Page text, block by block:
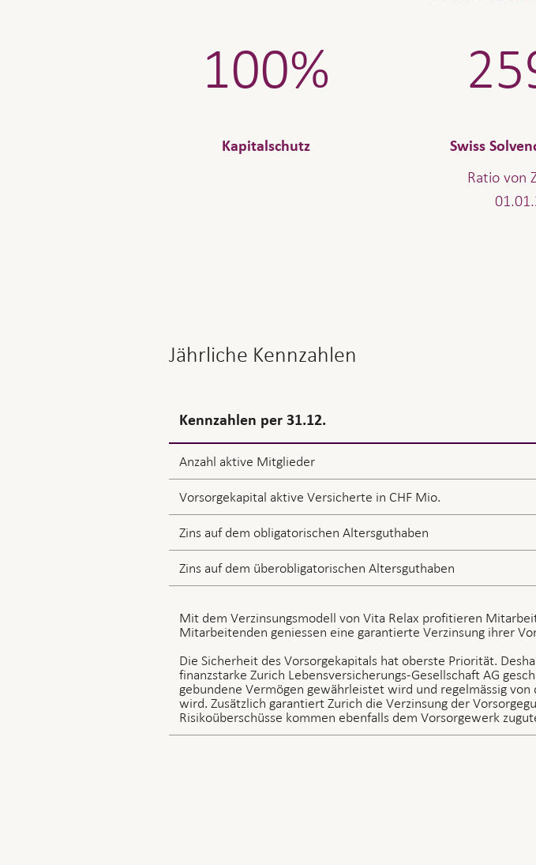
100%
Kapitalschutz Swiss
Ratio von
Jährliche Kennzahlen
Kennzahlen per 31.12.
Anzahl aktive Mitglieder
Vorsorgekapital aktive Versicherte in CHF Mio.
Zins auf dem obligatorischen Altersguthaben
Zins auf dem überobligatorischen Altersguthaben
Mit dem Verzinsungsmodell von Vita Relax profitieren
Mitarbeitenden geniessen eine garantierte Verzinsung ihrer
Die Sicherheit des Vorsorgekapitals hat oberste Priorität.
finanzstarke Zurich Lebensversicherungs-Gesellschaft AG
gebundene Vermögen gewährleistet wird und regelmässig
wird. Zusätzlich garantiert Zurich die Verzinsung der
Risikoüberschüsse kommen ebenfalls dem Vorsorgewerk